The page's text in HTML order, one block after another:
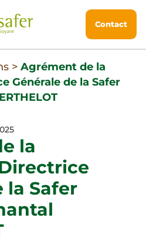
Contact
> Agrément de la
Générale de la Safer
la
la Safer